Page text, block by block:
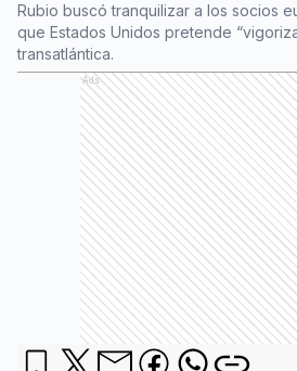
Rubio buscó tranquilizar a los socios
que Estados Unidos pretende
transatlántica.
Ads